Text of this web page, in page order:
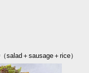
salad＋sausage＋rice）